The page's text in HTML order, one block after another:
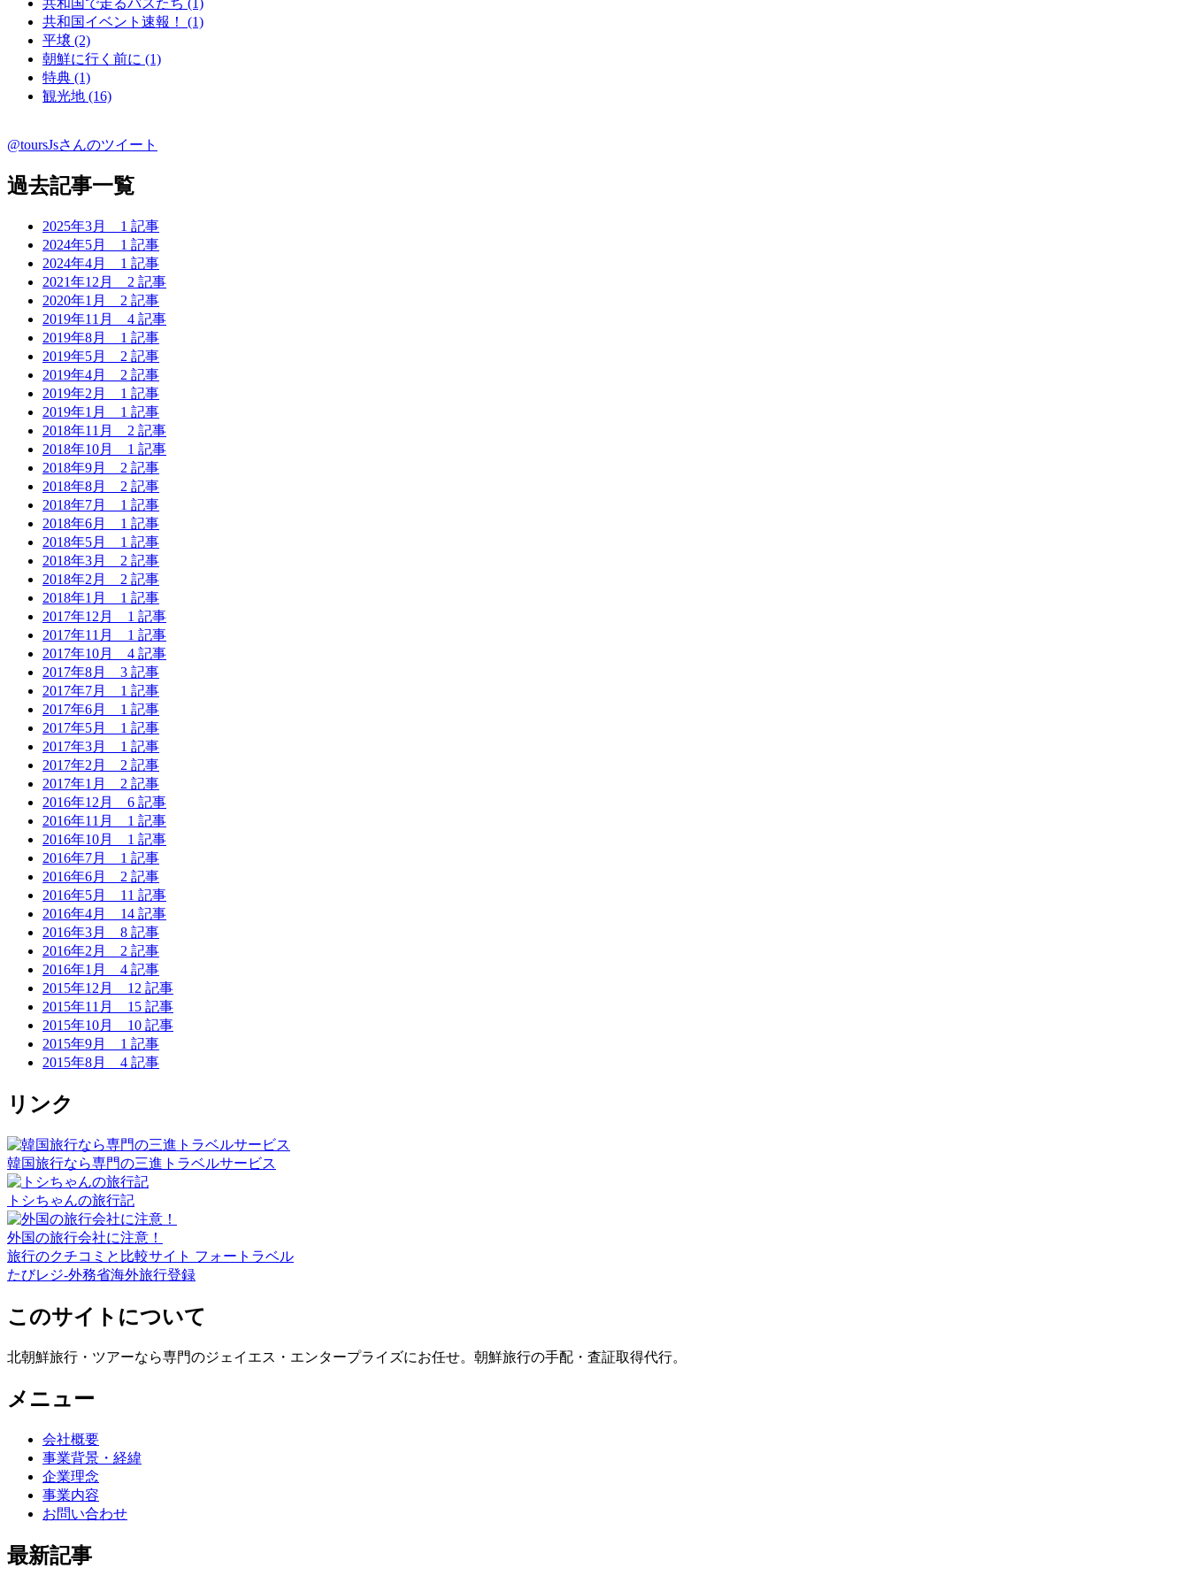
共和国イベント速報！ (1)
平壌 (2)
朝鮮に行く前に (1)
特典 (1)
観光地 (16)
@toursJsさんのツイート
過去記事一覧
2025年3月 1 記事
2024年5月 1 記事
2024年4月 1 記事
2021年12月 2 記事
2020年1月 2 記事
2019年11月 4 記事
2019年8月 1 記事
2019年5月 2 記事
2019年4月 2 記事
2019年2月 1 記事
2019年1月 1 記事
2018年11月 2 記事
2018年10月 1 記事
2018年9月 2 記事
2018年8月 2 記事
2018年7月 1 記事
2018年6月 1 記事
2018年5月 1 記事
2018年3月 2 記事
2018年2月 2 記事
2018年1月 1 記事
2017年12月 1 記事
2017年11月 1 記事
2017年10月 4 記事
2017年8月 3 記事
2017年7月 1 記事
2017年6月 1 記事
2017年5月 1 記事
2017年3月 1 記事
2017年2月 2 記事
2017年1月 2 記事
2016年12月 6 記事
2016年11月 1 記事
2016年10月 1 記事
2016年7月 1 記事
2016年6月 2 記事
2016年5月 11 記事
2016年4月 14 記事
2016年3月 8 記事
2016年2月 2 記事
2016年1月 4 記事
2015年12月 12 記事
2015年11月 15 記事
2015年10月 10 記事
2015年9月 1 記事
2015年8月 4 記事
リンク
韓国旅行なら専門の三進トラベルサービス
トシちゃんの旅行記
外国の旅行会社に注意！
旅行のクチコミと比較サイト フォートラベル
たびレジ-外務省海外旅行登録
このサイトについて
北朝鮮旅行・ツアーなら専門のジェイエス・エンタープライズにお任せ。朝鮮旅行の手配・査証取得代行。
メニュー
会社概要
事業背景・経緯
企業理念
事業内容
お問い合わせ
最新記事